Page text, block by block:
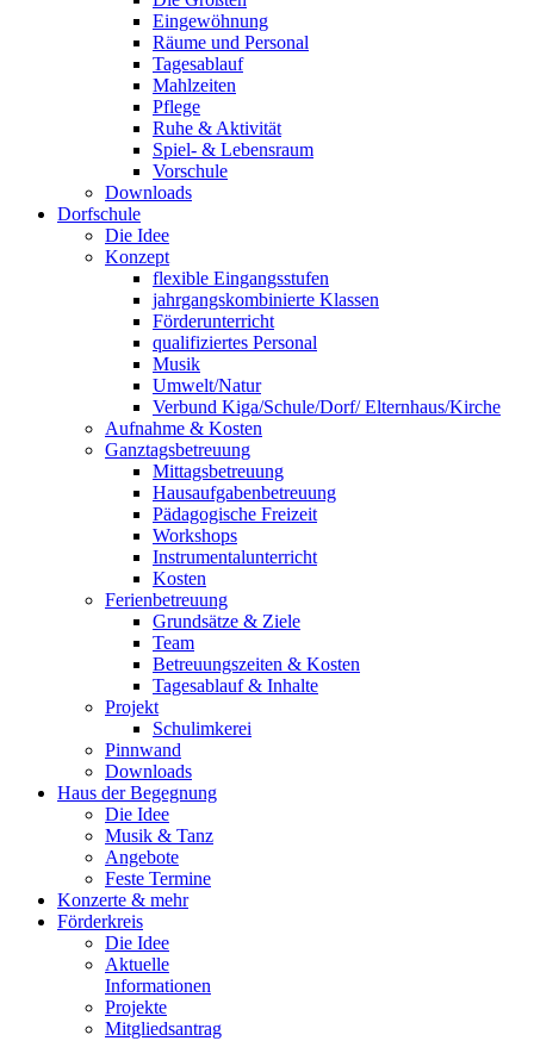
Eingewöhnung
Räume und Personal
Tagesablauf
Mahlzeiten
Pflege
Ruhe & Aktivität
Spiel- & Lebensraum
Vorschule
Downloads
Dorfschule
Die Idee
Konzept
flexible Eingangsstufen
jahrgangskombinierte Klassen
Förderunterricht
qualifiziertes Personal
Musik
Umwelt/Natur
Verbund Kiga/Schule/Dorf/ Elternhaus/Kirche
Aufnahme & Kosten
Ganztagsbetreuung
Mittagsbetreuung
Hausaufgabenbetreuung
Pädagogische Freizeit
Workshops
Instrumentalunterricht
Kosten
Ferienbetreuung
Grundsätze & Ziele
Team
Betreuungszeiten & Kosten
Tagesablauf & Inhalte
Projekt
Schulimkerei
Pinnwand
Downloads
Haus der Begegnung
Die Idee
Musik & Tanz
Angebote
Feste Termine
Konzerte & mehr
Förderkreis
Die Idee
Aktuelle
Informationen
Projekte
Mitgliedsantrag